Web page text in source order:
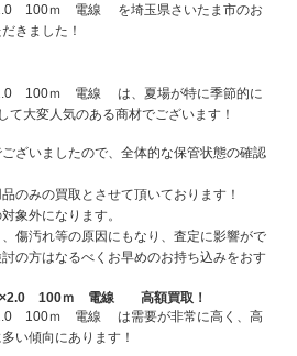
100ｍ 電線 を埼玉県さいたま市のお
きました！
100ｍ 電線 は、夏場が特に季節的に
て大変人気のある商材でございます！
ざいましたので、全体的な保管状態の確認
のみの買取とさせて頂いております！
象外になります。
傷汚れ等の原因にもなり、査定に影響がで
の方はなるべくお早めのお持ち込みをおす
100ｍ 電線 高額買取！
100ｍ 電線 は需要が非常に高く、高
い傾向にあります！